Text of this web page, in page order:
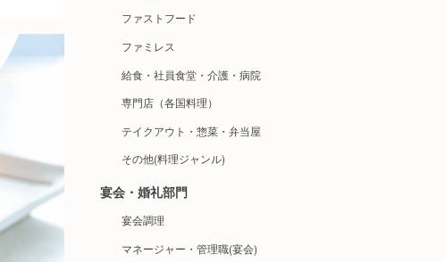
ファストフード
ファミレス
給食・社員食堂・介護・病院
専門店（各国料理）
テイクアウト・惣菜・弁当屋
その他(料理ジャンル)
宴会・婚礼部門
宴会調理
マネージャー・管理職(宴会)